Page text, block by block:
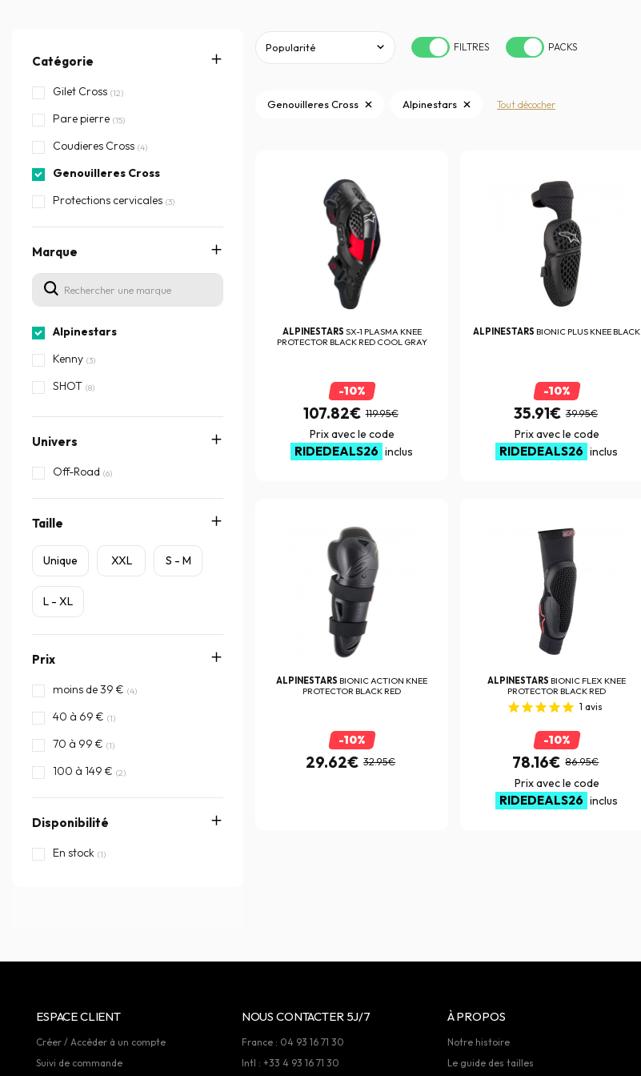
Catégorie
Gilet Cross (12)
Pare pierre (15)
Coudieres Cross (4)
Genouilleres Cross
Protections cervicales (3)
Marque
Alpinestars
Kenny (3)
SHOT (8)
Univers
Off-Road (6)
Taille
Unique XXL S - M
L - XL
Prix
moins de 39 € (4)
40 à 69 € (1)
70 à 99 € (1)
100 à 149 € (2)
Disponibilité
En stock (1)
FILTRES PACKS
Genouilleres Cross Alpinestars Tout décocher
ALPINESTARS SX-1 PLASMA KNEE
PROTECTOR BLACK RED COOL GRAY
-10%
107.82€ 119.95€
Prix avec le code
RIDEDEALS26 inclus
ALPINESTARS BIONIC PLUS KNEE BLACK
-10%
35.91€ 39.95€
Prix avec le code
RIDEDEALS26 inclus
ALPINESTARS BIONIC ACTION KNEE
PROTECTOR BLACK RED
-10%
29.62€ 32.95€
ALPINESTARS BIONIC FLEX KNEE
PROTECTOR BLACK RED
1 avis
-10%
78.16€ 86.95€
Prix avec le code
RIDEDEALS26 inclus
ESPACE CLIENT
Créer / Accèder à un compte
Suivi de commande
NOUS CONTACTER 5J/7
France : 04 93 16 71 30
Intl : +33 4 93 16 71 30
À PROPOS
Notre histoire
Le guide des tailles